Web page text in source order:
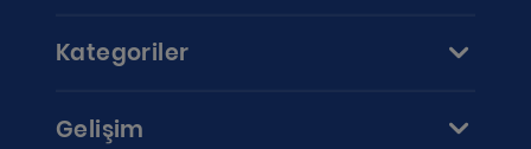
Kategoriler
Gelişim